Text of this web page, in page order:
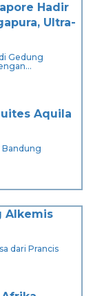
Gedung
Bandung
dari Prancis